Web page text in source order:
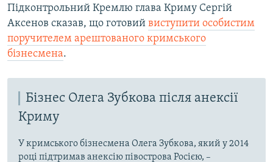
Підконтрольний Кремлю глава Криму Сергій
Аксенов сказав, що готовий виступити особистим
поручителем арештованого кримського
бізнесмена.
Бізнес Олега Зубкова після анексії
Криму
У кримського бізнесмена Олега Зубкова, який у 2014
році підтримав анексію півострова Росією, –